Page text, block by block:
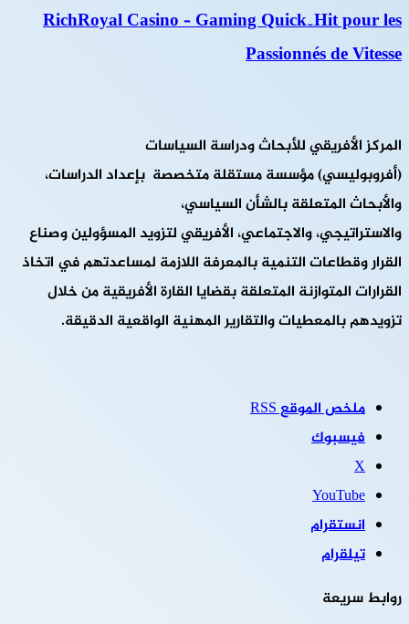
RichRoyal Casino – Gaming Quick‑Hit pour les
Passionnés de Vitesse
المركز الأفريقي للأبحاث ودراسة السياسات
(أفروبوليسي) مؤسسة مستقلة متخصصة بإعداد الدراسات،
والأبحاث المتعلقة بالشأن السياسي،
والاستراتيجي، والاجتماعي، الأفريقي لتزويد المسؤولين وصناع
القرار وقطاعات التنمية بالمعرفة اللازمة لمساعدتهم في اتخاذ
القرارات المتوازنة المتعلقة بقضايا القارة الأفريقية من خلال
تزويدهم بالمعطيات والتقارير المهنية الواقعية الدقيقة.
ملخص الموقع RSS
فيسبوك
‫X
‫YouTube
انستقرام
تيلقرام
روابط سريعة